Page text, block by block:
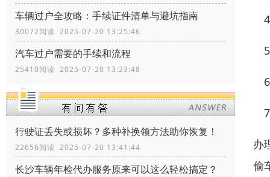
车辆过户全攻略：手续证件清单与避坑指南
30072阅读 2025-07-20 13:25:46
汽车过户需要的手续和流程
25410阅读 2025-07-20 13:23:48
行驶证丢失或损坏？多种补换领方法助你恢复！
22656阅读 2025-07-20 13:41:44
长沙车辆年检代办服务原来可以这么轻松搞定？
4
5
6
7
办
偷